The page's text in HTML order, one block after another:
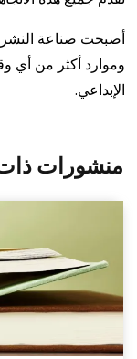
أصبحت صناعة النشر
وموارد أكثر من أي
الإبداعي.
منشورات